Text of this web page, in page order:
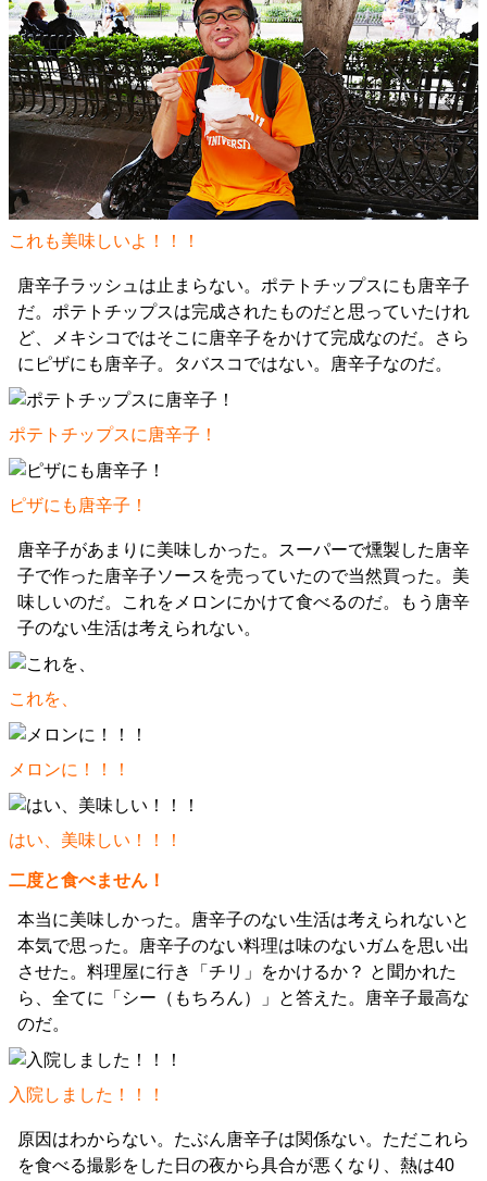
これも美味しいよ！！！
唐辛子ラッシュは止まらない。ポテトチップスにも唐辛子
だ。ポテトチップスは完成されたものだと思っていたけれ
ど、メキシコではそこに唐辛子をかけて完成なのだ。さら
にピザにも唐辛子。タバスコではない。唐辛子なのだ。
ポテトチップスに唐辛子！
ピザにも唐辛子！
唐辛子があまりに美味しかった。スーパーで燻製した唐辛
子で作った唐辛子ソースを売っていたので当然買った。美
味しいのだ。これをメロンにかけて食べるのだ。もう唐辛
子のない生活は考えられない。
これを、
メロンに！！！
はい、美味しい！！！
二度と食べません！
本当に美味しかった。唐辛子のない生活は考えられないと
本気で思った。唐辛子のない料理は味のないガムを思い出
させた。料理屋に行き「チリ」をかけるか？ と聞かれた
ら、全てに「シー（もちろん）」と答えた。唐辛子最高な
のだ。
入院しました！！！
原因はわからない。たぶん唐辛子は関係ない。ただこれら
を食べる撮影をした日の夜から具合が悪くなり、熱は40